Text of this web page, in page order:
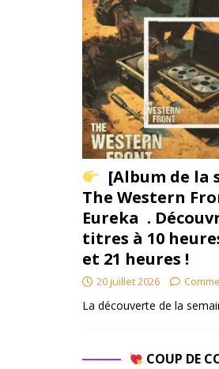
[Album de la
The Western
Eureka .
titres à 10
et 21 heures !
20 juillet 2026
La découverte de la
COUP DE